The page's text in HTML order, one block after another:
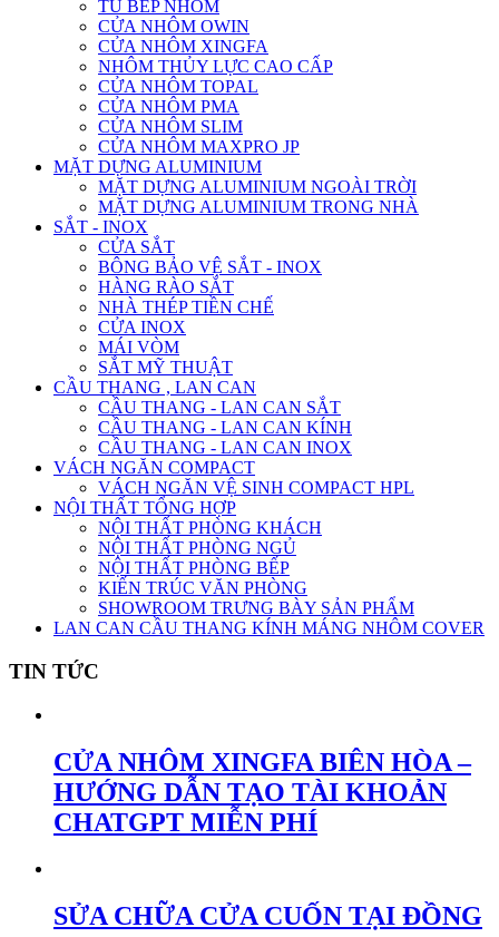
TỦ BẾP NHÔM
CỬA NHÔM OWIN
CỬA NHÔM XINGFA
NHÔM THỦY LỰC CAO CẤP
CỬA NHÔM TOPAL
CỬA NHÔM PMA
CỬA NHÔM SLIM
CỬA NHÔM MAXPRO JP
MẶT DỰNG ALUMINIUM
MẶT DỰNG ALUMINIUM NGOÀI TRỜI
MẶT DỰNG ALUMINIUM TRONG NHÀ
SẮT - INOX
CỬA SẮT
BÔNG BẢO VỆ SẮT - INOX
HÀNG RÀO SẮT
NHÀ THÉP TIỀN CHẾ
CỬA INOX
MÁI VÒM
SẮT MỸ THUẬT
CẦU THANG , LAN CAN
CẦU THANG - LAN CAN SẮT
CẦU THANG - LAN CAN KÍNH
CẦU THANG - LAN CAN INOX
VÁCH NGĂN COMPACT
VÁCH NGĂN VỆ SINH COMPACT HPL
NỘI THẤT TỔNG HỢP
NỘI THẤT PHÒNG KHÁCH
NỘI THẤT PHÒNG NGỦ
NỘI THẤT PHÒNG BẾP
KIẾN TRÚC VĂN PHÒNG
SHOWROOM TRƯNG BÀY SẢN PHẨM
LAN CAN CẦU THANG KÍNH MÁNG NHÔM COVER
TIN TỨC
CỬA NHÔM XINGFA BIÊN HÒA –
HƯỚNG DẪN TẠO TÀI KHOẢN
CHATGPT MIỄN PHÍ
SỬA CHỮA CỬA CUỐN TẠI ĐỒNG